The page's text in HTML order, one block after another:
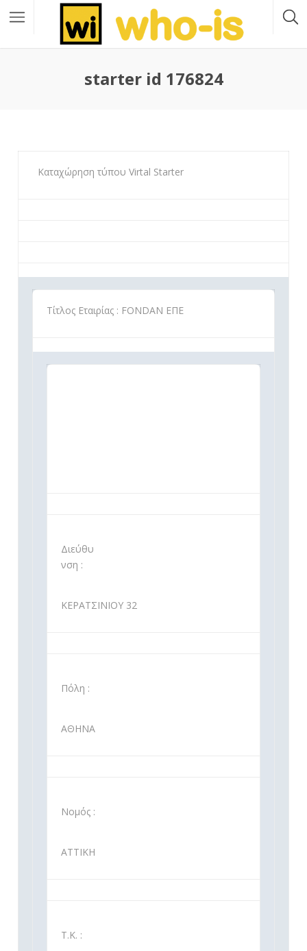
starter id 176824
Καταχώρηση τύπου Virtal Starter
Τίτλος Εταιρίας : FONDAN ΕΠΕ
Διεύθυ
νση :
ΚΕΡΑΤΣΙΝΙΟΥ 32
Πόλη :
ΑΘΗΝΑ
Νομός :
ΑΤΤΙΚΗ
Τ.Κ. :